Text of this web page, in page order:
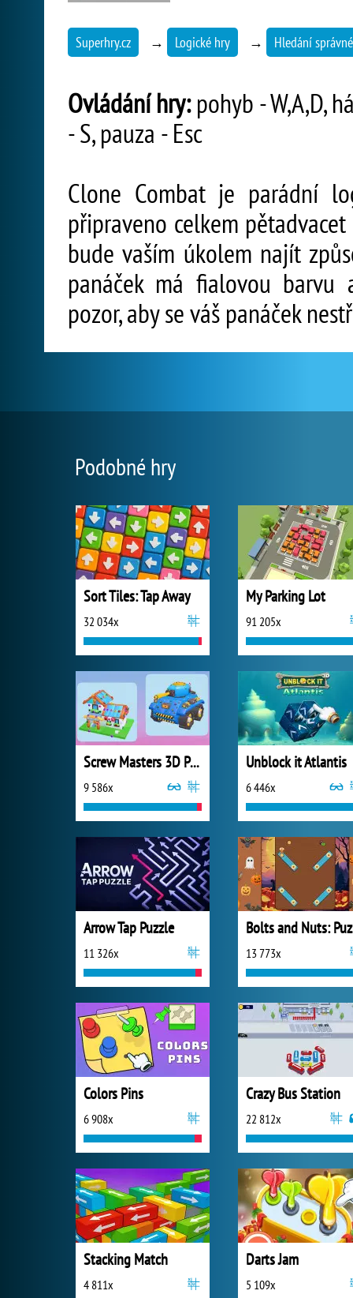
Superhry.cz → Logické hry → Hledání
Ovládání hry:pohyb - W,A,D,
- S, pauza - Esc
Clone Combat je parádní
připraveno celkem
bude vaším úkolem najít
panáček má fialovou
pozor, aby se váš panáček
Podobné hry
Sort Tiles: Tap Away
32 034x
My Parking Lot
91 205x
Screw Masters 3D Puzzle
9 586x
Unblock it Atlantis
6 446x
Arrow Tap Puzzle
11 326x 13 773x
Colors Pins
6 908x
Crazy Bus Station
22 812x
Stacking Match
4 811x
Darts Jam
5 109x